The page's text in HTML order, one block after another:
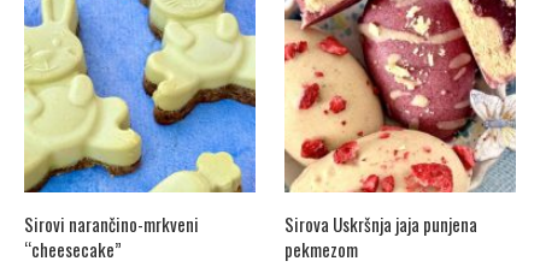
Sirovi narančino-mrkveni
“cheesecake”
Sirova Uskršnja jaja punjena
pekmezom